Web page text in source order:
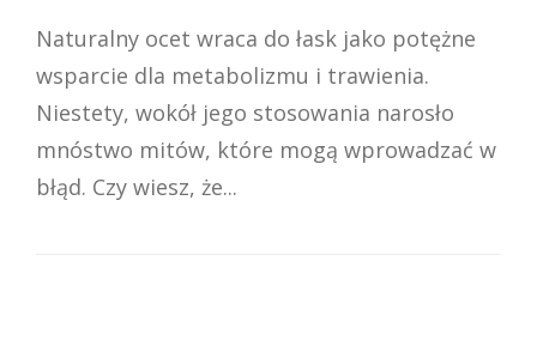
Naturalny ocet wraca do łask jako potężne
wsparcie dla metabolizmu i trawienia.
Niestety, wokół jego stosowania narosło
mnóstwo mitów, które mogą wprowadzać w
błąd. Czy wiesz, że...